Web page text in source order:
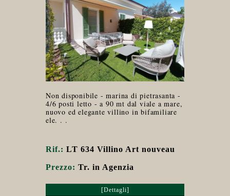
Non disponibile - marina di pietrasanta -
4/6 posti letto - a 90 mt dal viale a mare,
nuovo ed elegante villino in bifamiliare
ele. . .
Rif.: LT 634 Villino Art nouveau
Prezzo: Tr. in Agenzia
[Dettagli]